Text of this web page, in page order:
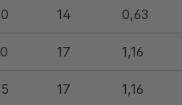
14 0,63
17 1,16
17 1,16